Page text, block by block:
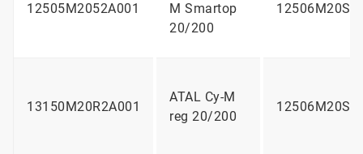
12505M2052A001
M Smartop
20/200
13150M20R2A001
ATAL Cy-M
reg 20/200